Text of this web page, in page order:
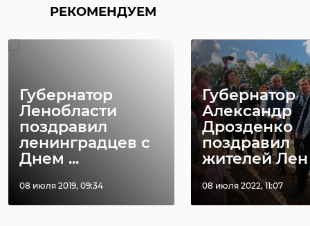
РЕКОМЕНДУЕМ
Губернатор
Ленобласти
поздравил
ленинградцев с
Днем ...
08 июля 2019, 09:34
Губернатор
Александр
Дрозденко
поздравил
жителей Лен
08 июля 2022, 11:07